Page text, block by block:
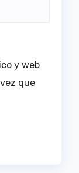
y web
que